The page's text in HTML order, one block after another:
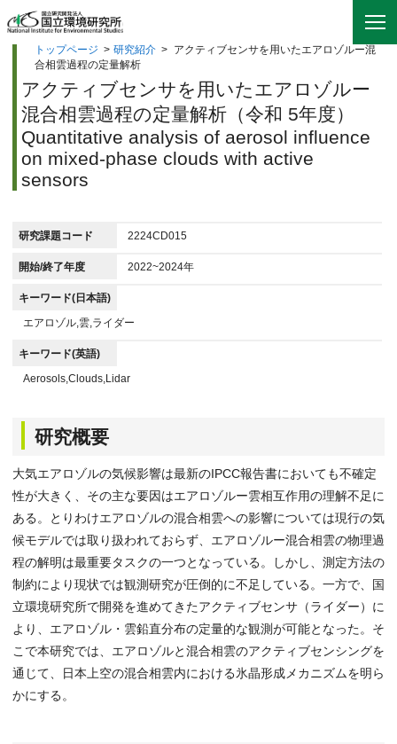
トップページ > 研究紹介 > アクティブセンサを用いたエアロゾルー混
合相雲過程の定量解析
アクティブセンサを用いたエアロゾルー
混合相雲過程の定量解析（令和 5年度）
Quantitative analysis of aerosol influence
on mixed-phase clouds with active
sensors
研究課題コード 2224CD015
開始/終了年度 2022~2024年
キーワード(日本語)
エアロゾル,雲,ライダー
キーワード(英語)
Aerosols,Clouds,Lidar
研究概要
大気エアロゾルの気候影響は最新のIPCC報告書においても不確定
性が大きく、その主な要因はエアロゾルー雲相互作用の理解不足に
ある。とりわけエアロゾルの混合相雲への影響については現行の気
候モデルでは取り扱われておらず、エアロゾルー混合相雲の物理過
程の解明は最重要タスクの一つとなっている。しかし、測定方法の
制約により現状では観測研究が圧倒的に不足している。一方で、国
立環境研究所で開発を進めてきたアクティブセンサ（ライダー）に
より、エアロゾル・雲鉛直分布の定量的な観測が可能となった。そ
こで本研究では、エアロゾルと混合相雲のアクティブセンシングを
通じて、日本上空の混合相雲内における氷晶形成メカニズムを明ら
かにする。